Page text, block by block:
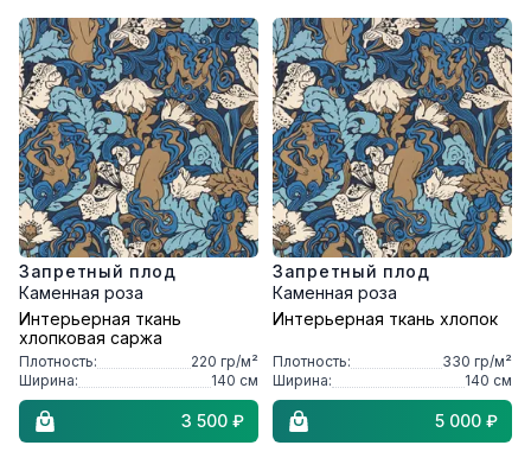
Запретный плод
Каменная роза
Интерьерная ткань
хлопковая саржа
Плотность: 220 гр/м²
Ширина:
140 см
3 500 ₽
Запретный плод
Каменная роза
Интерьерная ткань хлопок
Плотность: 330 гр/м²
Ширина:
140 см
5 000 ₽